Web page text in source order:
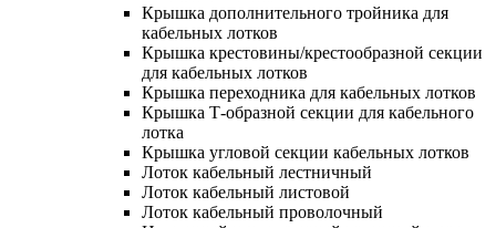
Крышка дополнительного тройника для
кабельных лотков
Крышка крестовины/крестообразной секции
для кабельных лотков
Крышка переходника для кабельных лотков
Крышка Т-образной секции для кабельного
лотка
Крышка угловой секции кабельных лотков
Лоток кабельный лестничный
Лоток кабельный листовой
Лоток кабельный проволочный